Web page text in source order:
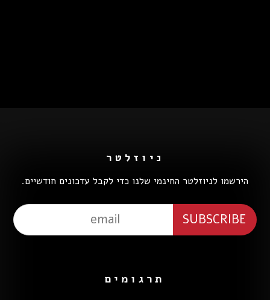
ניוזלטר
הירשמו לניוזלטר החינמי שלנו כדי לקבל עדכונים חודשיים.
תרגומים